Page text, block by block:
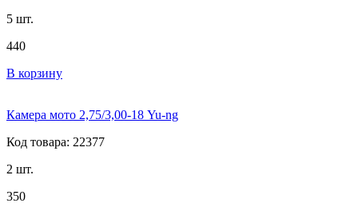
5 шт.
440
В корзину
Камера мото 2,75/3,00-18 Yu-ng
Код товара: 22377
2 шт.
350